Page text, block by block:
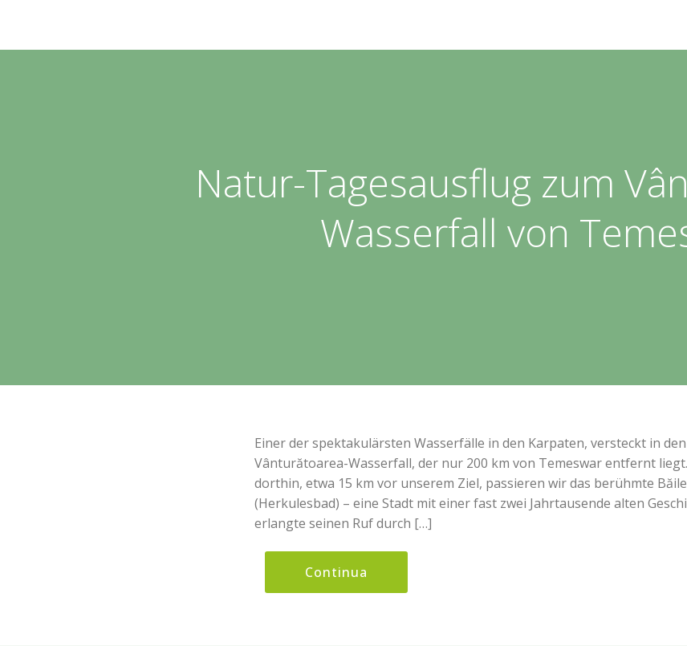
Natur-Tagesausflug zum
Wasserfall von
Einer der spektakulärsten Wasserfälle in den Karpaten, versteckt in
Vânturătoarea-Wasserfall, der nur 200 km von Temeswar entfernt
dorthin, etwa 15 km vor unserem Ziel, passieren wir das berühmte
(Herkulesbad) – eine Stadt mit einer fast zwei Jahrtausende alten
erlangte seinen Ruf durch […]
Continua